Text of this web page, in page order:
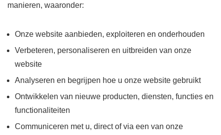
manieren, waaronder:
Onze website aanbieden, exploiteren en onderhouden
Verbeteren, personaliseren en uitbreiden van onze
website
Analyseren en begrijpen hoe u onze website gebruikt
Ontwikkelen van nieuwe producten, diensten, functies en
functionaliteiten
Communiceren met u, direct of via een van onze